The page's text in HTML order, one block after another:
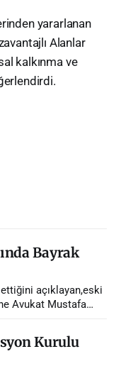
yararlanan
Alanlar
kalkınma ve
Bayrak
açıklayan,eski
Avukat Mustafa
Kurulu